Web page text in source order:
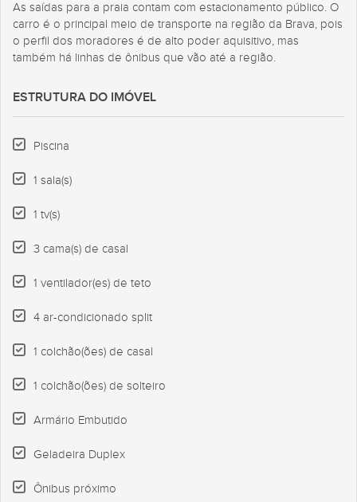
As saídas para a praia contam com estacionamento público. O
carro é o principal meio de transporte na região da Brava, pois
o perfil dos moradores é de alto poder aquisitivo, mas
também há linhas de ônibus que vão até a região.
ESTRUTURA DO IMÓVEL
Piscina
1 sala(s)
1 tv(s)
3 cama(s) de casal
1 ventilador(es) de teto
4 ar-condicionado split
1 colchão(ões) de casal
1 colchão(ões) de solteiro
Armário Embutido
Geladeira Duplex
Ônibus próximo